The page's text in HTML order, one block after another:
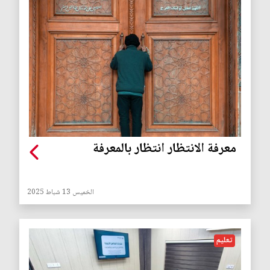
معرفة الانتظار انتظار بالمعرفة
الخميس 13 شباط 2025
تعليم